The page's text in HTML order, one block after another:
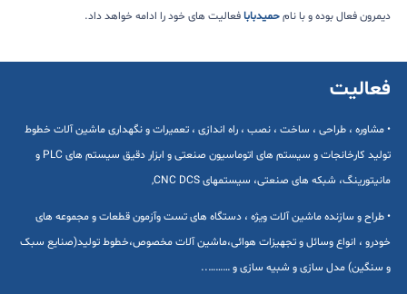
دیمرون فعال بوده و با نامحمیدبابافعالیت های خود را ادامه خواهد داد.
فعالیت
• مشاوره ، طراحی ، ساخت ، نصب ، راه اندازی ، تعمیرات و نگهداری ماشين آلات خطوط
توليد كارخانجات و سيستم های اتوماسيون صنعتی و ابزار دقيق سيستم های PLC و
مانيتورينگ، شبکه های صنعتی، سیستمهای CNC DCS,
• طراح و سازنده ماشین آلات ویژه ، دستگاه های تست وآزمون قطعات و مجموعه های
خودرو ، انواع وسائل و تجهیزات هوائی،ماشین آلات مخصوص،خطوط تولید(صنایع سبک
و سنگین) مدل سازی و شبیه سازی و ………..